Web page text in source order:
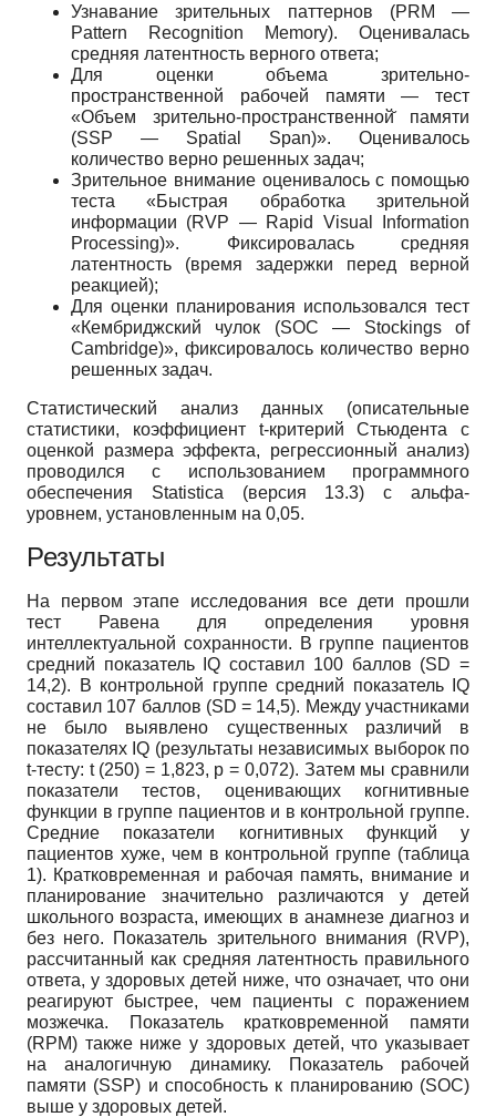
Узнавание зрительных паттернов (PRM —
Pattern Recognition Memory). Оценивалась
средняя латентность верного ответа;
Для оценки объема зрительно-
пространственной рабочей памяти — тест
«Объем зрительно-пространственной̆ памяти
(SSP — Spatial Span)». Оценивалось
количество верно решенных задач;
Зрительное внимание оценивалось с помощью
теста «Быстрая обработка зрительной
информации (RVP — Rapid Visual Information
Processing)». Фиксировалась средняя
латентность (время задержки перед верной
реакцией);
Для оценки планирования использовался тест
«Кембриджский чулок (SOC — Stockings of
Cambridge)», фиксировалось количество верно
решенных задач.
Статистический анализ данных (описательные
статистики, коэффициент t-критерий Стьюдента с
оценкой размера эффекта, регрессионный анализ)
проводился с использованием программного
обеспечения Statistica (версия 13.3) с альфа-
уровнем, установленным на 0,05.
Результаты
На первом этапе исследования все дети прошли
тест Равена для определения уровня
интеллектуальной сохранности. В группе пациентов
средний показатель IQ составил 100 баллов (SD =
14,2). В контрольной группе средний показатель IQ
составил 107 баллов (SD = 14,5). Между участниками
не было выявлено существенных различий в
показателях IQ (результаты независимых выборок по
t-тесту: t (250) = 1,823, p = 0,072). Затем мы сравнили
показатели тестов, оценивающих когнитивные
функции в группе пациентов и в контрольной группе.
Средние показатели когнитивных функций у
пациентов хуже, чем в контрольной группе (таблица
1). Кратковременная и рабочая память, внимание и
планирование значительно различаются у детей
школьного возраста, имеющих в анамнезе диагноз и
без него. Показатель зрительного внимания (RVP),
рассчитанный как средняя латентность правильного
ответа, у здоровых детей ниже, что означает, что они
реагируют быстрее, чем пациенты с поражением
мозжечка. Показатель кратковременной памяти
(RPM) также ниже у здоровых детей, что указывает
на аналогичную динамику. Показатель рабочей
памяти (SSP) и способность к планированию (SOC)
выше у здоровых детей.